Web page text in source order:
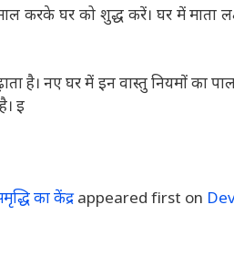
करके घर को शुद्ध करें। घर में माता
है। नए घर में इन वास्तु नियमों का
इ
का केंद्रappeared first on